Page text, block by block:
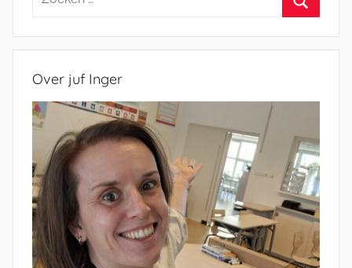
Over juf Inger